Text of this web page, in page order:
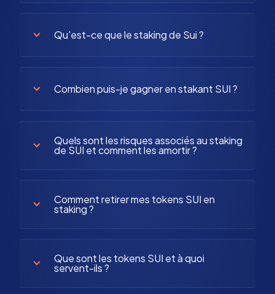
Qu'est-ce que le staking de Sui ?
Combien puis-je gagner en stakant SUI ?
Quels sont les risques associés au staking
de SUI et comment les amortir ?
Comment retirer mes tokens SUI en
staking ?
Que sont les tokens SUI et à quoi
servent-ils ?